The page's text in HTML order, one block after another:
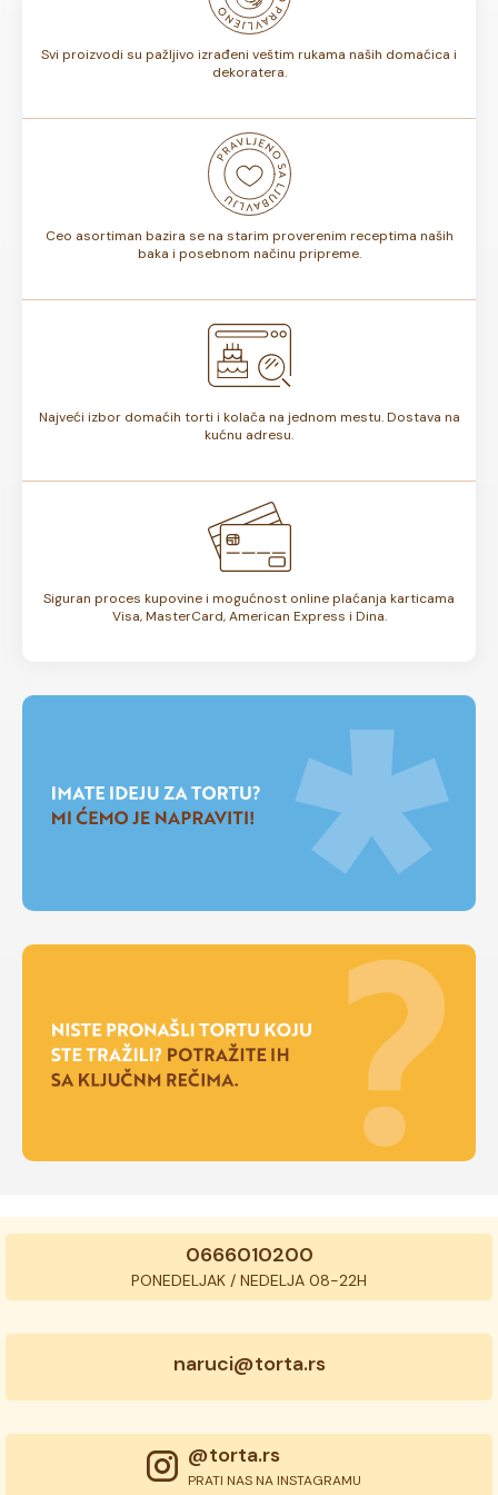
Svi proizvodi su pažljivo izrađeni veštim rukama naših domaćica i
dekoratera.
Ceo asortiman bazira se na starim proverenim receptima naših
baka i posebnom načinu pripreme.
Najveći izbor domaćih torti i kolača na jednom mestu. Dostava na
kućnu adresu.
Siguran proces kupovine i mogućnost online plaćanja karticama
Visa, MasterCard, American Express i Dina.
0666010200
PONEDELJAK / NEDELJA 08-22H
naruci@torta.rs
@torta.rs
PRATI NAS NA INSTAGRAMU